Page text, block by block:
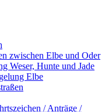
zwischen Elbe und Oder
Weser, Hunte und Jade
Elbe
/ Anträge /